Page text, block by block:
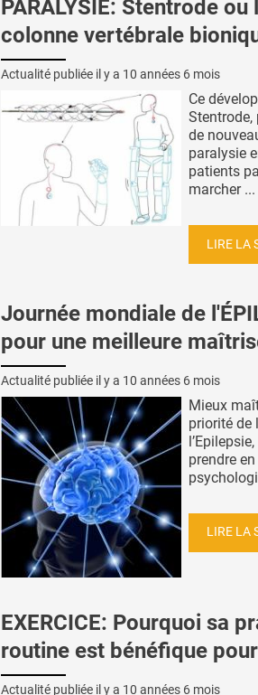
PARALYSIE: Stentrode ou
colonne vertébrale
Actualité publiée il y a 10 années 6 mois
Ce
Stentrode,
de
paralysie
patients
marcher ...
LIRE LA
Journée mondiale de
pour une meilleure
Actualité publiée il y a 10 années 6 mois
Mieux
priorité de
prendre
LIRE LA
EXERCICE: Pourquoi sa
routine est bénéfique
Actualité publiée il y a 10 années 6 mois